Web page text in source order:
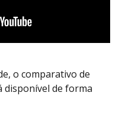
o comparativo de
disponível de forma